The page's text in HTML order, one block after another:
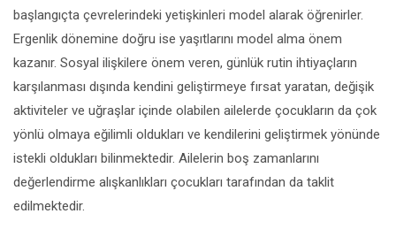
başlangıçta çevrelerindeki yetişkinleri model alarak öğrenirler.
Ergenlik dönemine doğru ise yaşıtlarını model alma önem
kazanır. Sosyal ilişkilere önem veren, günlük rutin ihtiyaçların
karşılanması dışında kendini geliştirmeye fırsat yaratan, değişik
aktiviteler ve uğraşlar içinde olabilen ailelerde çocukların da çok
yönlü olmaya eğilimli oldukları ve kendilerini geliştirmek yönünde
istekli oldukları bilinmektedir. Ailelerin boş zamanlarını
değerlendirme alışkanlıkları çocukları tarafından da taklit
edilmektedir.